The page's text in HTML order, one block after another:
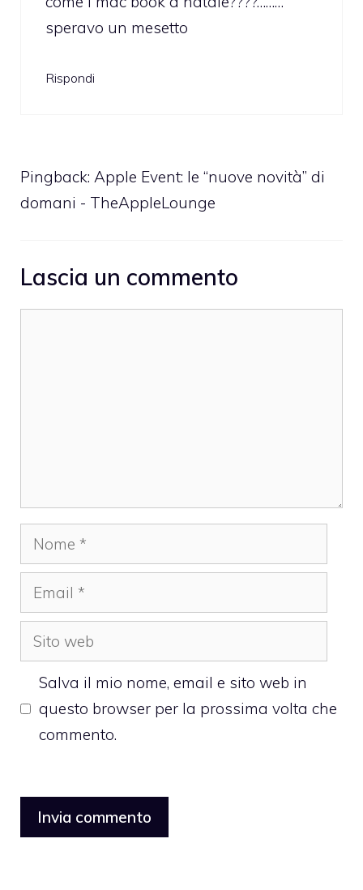
speravo un mesetto
Rispondi
Pingback: Apple Event: le “nuove novità” di
domani - TheAppleLounge
Lascia un commento
Nome
Email
Sito
web
Salva il mio nome, email e sito web in
questo browser per la prossima volta che
commento.